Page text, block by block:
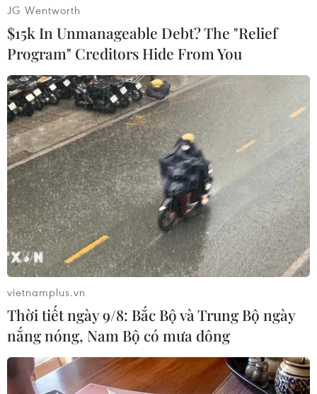
#Donald Trump
Theo dõi VietnamPlus
TIN LIÊN QUAN
JG Wentworth
$15k In Unmanageable Debt? The "Relief
Program" Creditors Hide From You
vietnamplus.vn
Thời tiết ngày 9/8: Bắc Bộ và Trung Bộ ngày
nắng nóng, Nam Bộ có mưa dông